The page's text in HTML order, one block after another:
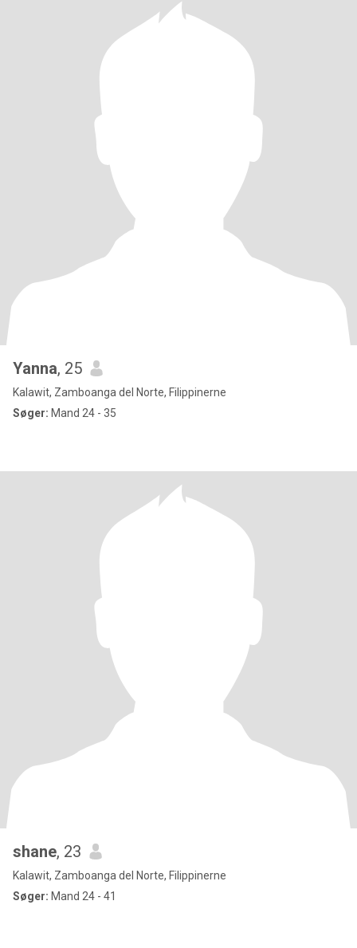
Yanna, 25
Kalawit, Zamboanga del Norte, Filippinerne
Søger: Mand 24 - 35
shane, 23
Kalawit, Zamboanga del Norte, Filippinerne
Søger: Mand 24 - 41